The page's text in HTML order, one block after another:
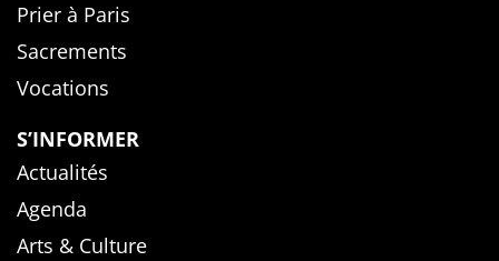
Prier à Paris
Sacrements
Vocations
S’INFORMER
Actualités
Agenda
Arts & Culture